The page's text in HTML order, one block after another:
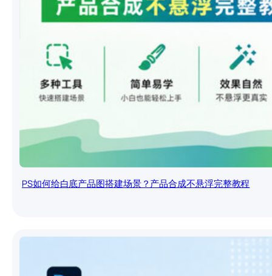
PS如何给白底产品图搭建场景？产品合成不悬浮完整教程